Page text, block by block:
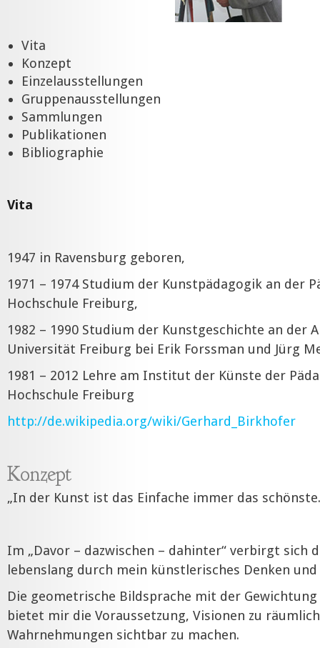
Vita
Konzept
Einzelausstellungen
Gruppenausstellungen
Sammlungen
Publikationen
Bibliographie
Vita
1947 in Ravensburg geboren,
1971 – 1974 Studium der Kunstpädagogik an der
Hochschule Freiburg,
1982 – 1990 Studium der Kunstgeschichte an der
Universität Freiburg bei Erik Forssman und Jürg
1981 – 2012 Lehre am Institut der Künste der
Hochschule Freiburg
http://de.wikipedia.org/wiki/Gerhard_Birkhofer
Konzept
„In der Kunst ist das Einfache immer das
Im „Davor – dazwischen – dahinter“ verbirgt sich
lebenslang durch mein künstlerisches Denken
Die geometrische Bildsprache mit der
bietet mir die Voraussetzung, Visionen zu
Wahrnehmungen sichtbar zu machen.